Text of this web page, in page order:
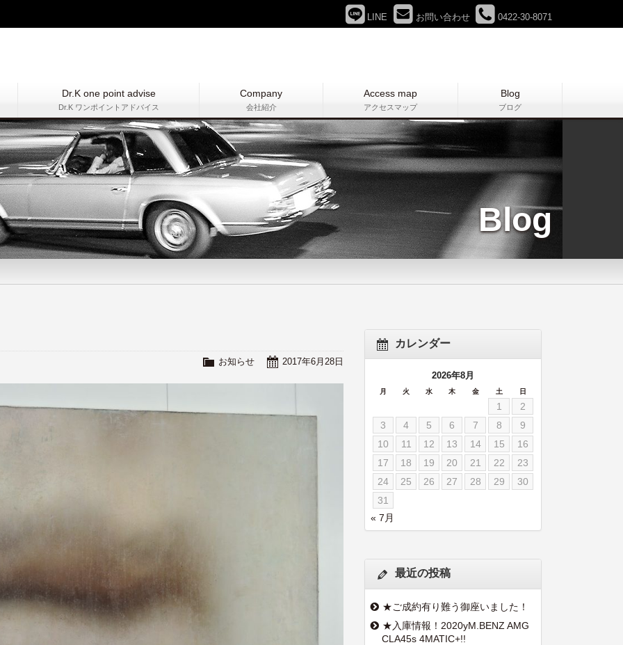
LINE お問い合わせ 0422-30-8071
Dr.K one point advise
Dr.K ワンポイントアドバイス
Company
会社紹介
Access map
アクセスマップ
Blog
ブログ
Blog
2017年6月28日
お知らせ
カレンダー
2026年8月
月 火 水 木 金 土 日
1
2
3
4 5 6 7 8
9
10
11 12 13 14 15
16
17
18 19 20 21 22
23
24
25 26 27 28 29
30
31
« 7月
最近の投稿
★ご成約有り難う御座いました！
★入庫情報！2020yM.BENZ AMG
CLA45s 4MATIC+!!